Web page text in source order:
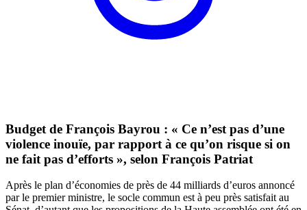
Budget de François Bayrou : « Ce n’est pas d’une
violence inouïe, par rapport à ce qu’on risque si on
ne fait pas d’efforts », selon François Patriat
Après le plan d’économies de près de 44 milliards d’euros annoncé
par le premier ministre, le socle commun est à peu près satisfait au